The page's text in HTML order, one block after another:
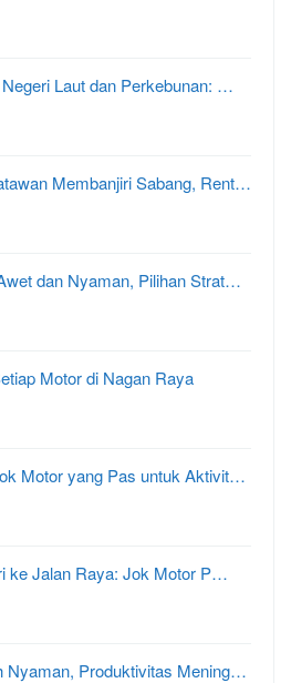
Laut dan Perkebunan: …
Membanjiri Sabang, Rent…
dan Nyaman, Pilihan Strat…
Motor di Nagan Raya
Motor yang Pas untuk Aktivit…
ke Jalan Raya: Jok Motor P…
Nyaman, Produktivitas Mening…